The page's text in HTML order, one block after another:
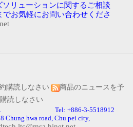
リューションに関するご相談
お気軽にお問い合わせくださ
購読しなさい
商品のニュースを予
読しなさい
Corp. Tel: +886-3-5518912
hwa road, Chu pei city,